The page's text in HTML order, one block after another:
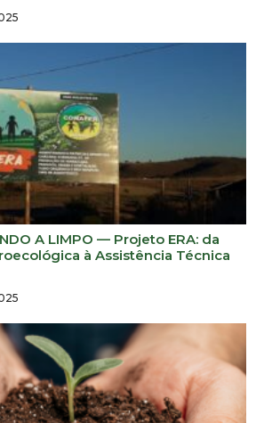
A LIMPO — Projeto ERA: da
à Assistência Técnica